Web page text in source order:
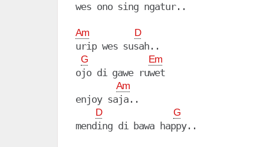
wes ono sing ngatur..
Am D
urip wes susah..
G Em
ojo di gawe ruwet
Am
enjoy saja..
D G
mending di bawa happy..